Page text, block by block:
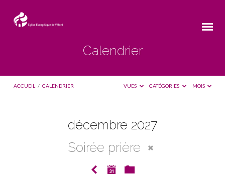
Calendrier
ACCUEIL / CALENDRIER VUES CATÉGORIES MOIS
décembre 2027
Soirée prière